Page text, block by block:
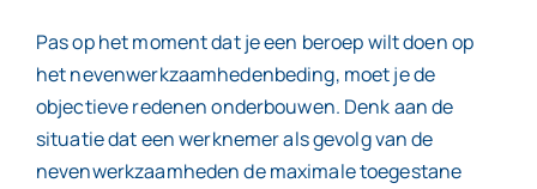
Pas op het moment dat je een beroep wilt doen op
het nevenwerkzaamhedenbeding, moet je de
objectieve redenen onderbouwen. Denk aan de
situatie dat een werknemer als gevolg van de
nevenwerkzaamheden de maximale toegestane